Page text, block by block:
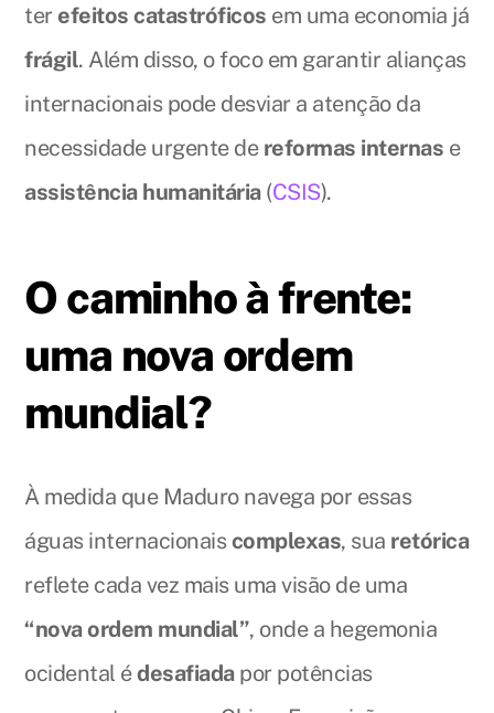
ter efeitos catastróficos em uma economia já
frágil. Além disso, o foco em garantir alianças
internacionais pode desviar a atenção da
necessidade urgente de reformas internas e
assistência humanitária(CSIS).
O caminho à frente:
uma nova ordem
mundial?
À medida que Maduro navega por essas
águas internacionaiscomplexas, sua retórica
reflete cada vez mais uma visão de uma
“nova ordem mundial”, onde a hegemonia
ocidental édesafiadapor potências